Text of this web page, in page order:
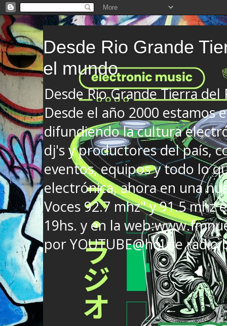
Desde Rio Grande
el mundo
Desde Rio Grande Tierra
Desde el año 2000 estamos
difundiendo la cultura
dj's y productores del país,
eventos, equipos y todo lo
electrónica, ahora en una
Voces 92.7 mhz" y 91.5 mhz
19hs. y en la
por YOUTUBE@house radio